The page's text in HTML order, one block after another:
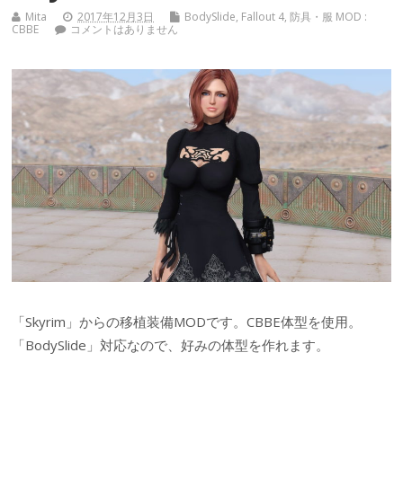
Mita 2017年12月3日 BodySlide, Fallout 4,防具・服 MOD :
CBBE
コメントはありません
「Skyrim」からの移植装備MODです。CBBE体型を使用。
「BodySlide」対応なので、好みの体型を作れます。